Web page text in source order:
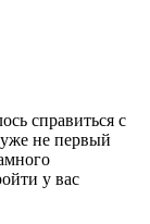
справиться с
не первый
у вас